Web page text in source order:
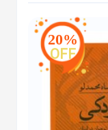
20%
OFF